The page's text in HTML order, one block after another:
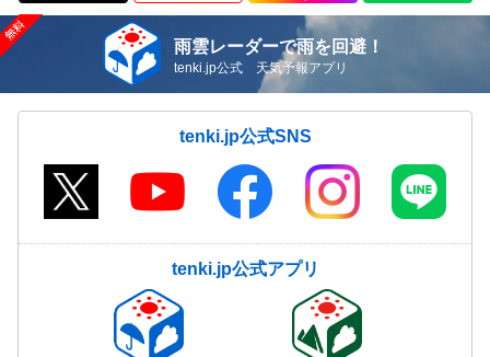
雨雲レーダーで雨を回避！
tenki.jp公式 天気予報アプリ
tenki.jp公式SNS
tenki.jp公式アプリ